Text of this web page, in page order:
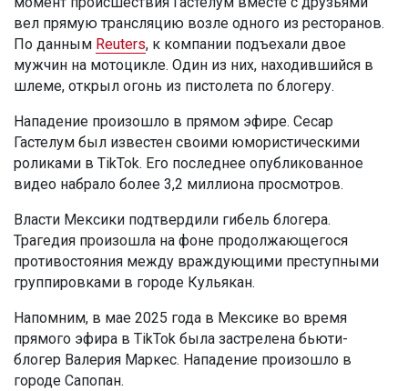
вел прямую трансляцию возле одного из ресторанов.
По данным Reuters, к компании подъехали двое
мужчин на мотоцикле. Один из них, находившийся в
шлеме, открыл огонь из пистолета по блогеру.
Нападение произошло в прямом эфире. Сесар
Гастелум был известен своими юмористическими
роликами в TikTok. Его последнее опубликованное
видео набрало более 3,2 миллиона просмотров.
Власти Мексики подтвердили гибель блогера.
Трагедия произошла на фоне продолжающегося
противостояния между враждующими преступными
группировками в городе Кульякан.
Напомним, в мае 2025 года в Мексике во время
прямого эфира в TikTok была застрелена бьюти-
блогер Валерия Маркес. Нападение произошло в
городе Сапопан.